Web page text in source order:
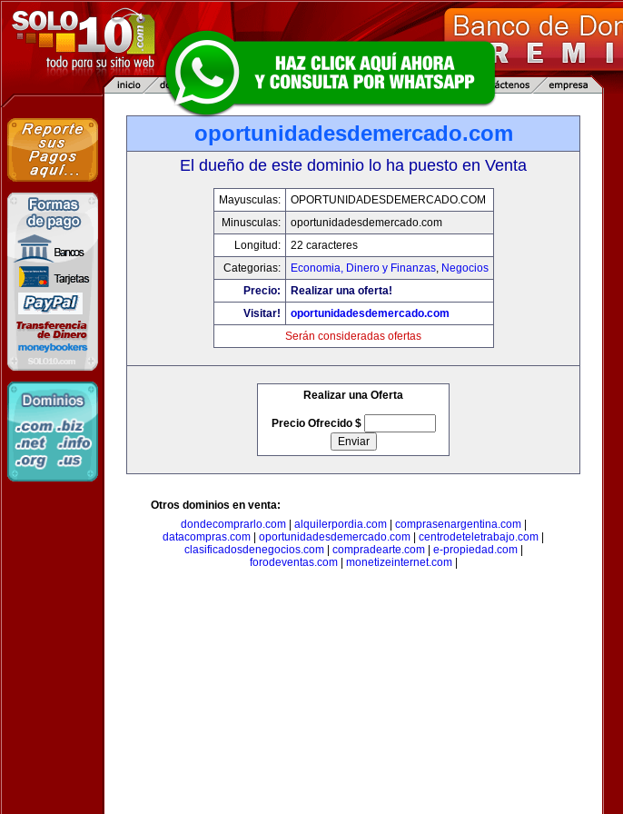
oportunidadesdemercado.com
El dueño de este dominio lo ha puesto en Venta
Mayusculas:
OPORTUNIDADESDEMERCADO.COM
Minusculas:
oportunidadesdemercado.com
Longitud:
22 caracteres
Categorias:
Economia, Dinero y Finanzas, Negocios
Precio:
Realizar una oferta!
Visitar!
oportunidadesdemercado.com
Serán consideradas ofertas
Realizar una Oferta
Precio Ofrecido $
Otros dominios en venta:
dondecomprarlo.com| alquilerpordia.com| comprasenargentina.com|
datacompras.com
oportunidadesdemercado.com centrodeteletrabajo.com
clasificadosdenegocios.com| compradearte.com| e-propiedad.com|
forodeventas.com| monetizeinternet.com|